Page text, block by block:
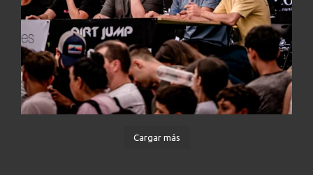
Cargar más